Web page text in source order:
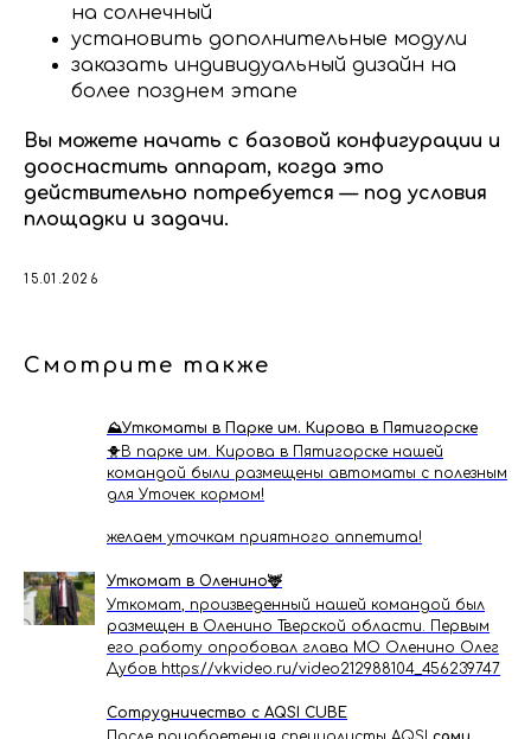
на солнечный
установить дополнительные модули
заказать индивидуальный дизайн на
более позднем этапе
Вы можете начать с базовой конфигурации и
дооснастить аппарат, когда это
действительно потребуется — под условия
площадки и задачи.
15.01.2026
Смотрите также
⛰️Уткоматы в Парке им. Кирова в Пятигорске
🐥В парке им. Кирова в Пятигорске нашей
командой были размещены автоматы с полезным
для Уточек кормом!
желаем уточкам приятного аппетита!
Уткомат в Оленино🦌
Уткомат, произведенный нашей командой был
размещен в Оленино Тверской области. Первым
его работу опробовал глава МО Оленино Олег
Дубов https://vkvideo.ru/video212988104_456239747
Сотрудничество с AQSI CUBE